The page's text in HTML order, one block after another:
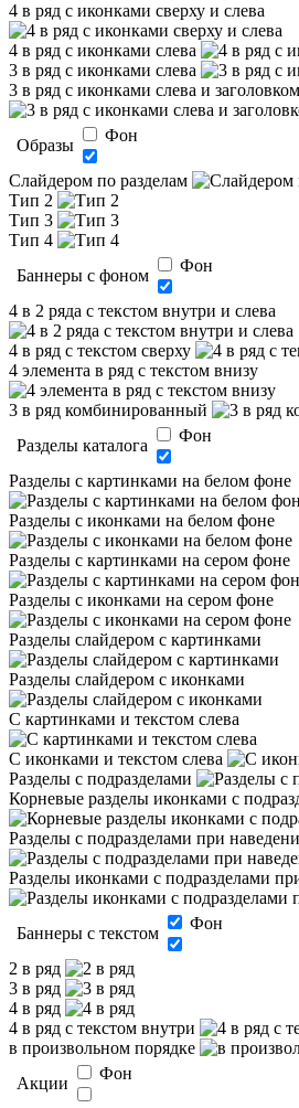
4 в ряд с иконками сверху и слева
4 в ряд с иконками слева
3 в ряд с иконками слева
3 в ряд с иконками слева и заголовком
Образы
Фон
Слайдером по разделам
Тип 2
Тип 3
Тип 4
Баннеры с фоном
Фон
4 в 2 ряда с текстом внутри и слева
4 в ряд с текстом сверху
4 элемента в ряд с текстом внизу
3 в ряд комбинированный
Разделы каталога
Фон
Разделы с картинками на белом фоне
Разделы с иконками на белом фоне
Разделы с картинками на сером фоне
Разделы с иконками на сером фоне
Разделы слайдером с картинками
Разделы слайдером с иконками
С картинками и текстом слева
С иконками и текстом слева
Разделы с подразделами
Корневые разделы иконками с
Разделы с подразделами при
Разделы иконками с подразделами
Баннеры с текстом
Фон
2 в ряд
3 в ряд
4 в ряд
4 в ряд с текстом внутри
в произвольном порядке
Акции
Фон